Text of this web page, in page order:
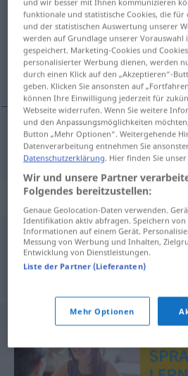
Übersicht aller
(Für mehr Details die Übersetzung
hræra í
hræraí umrühren
Synonyme für
rühren,aufwühlen
funktionale und statistische Cookies, die für
und der statistischen Auswertung unserer
werden auf Grundlage unserer
gespeichert. Marketing-Cookies und
personalisierter Werbung dienen, werden
durch einen Klick auf den „Akzeptieren“-
geben. Klicken Sie ansonsten auf
können Ihre Einwilligung jederzeit für
Webseite widerrufen. Wenn Sie weitere
und den Anpassungsmöglichkeiten
Button „Mehr Optionen“. Weitergehende
Datenverarbeitung entnehmen Sie
Datenschutzerklärung . Hier finden Sie
Wir und unsere Partner
Folgendes bereitzustellen:
Genaue Geolocation-Daten verwenden.
Identifikation aktiv abfragen. Speichern
Informationen auf einem Gerät.
Messung von Werbung und Inhalten,
Entwicklung von Dienstleistungen.
Liste der Partner (Lieferanten)
Mehr Optionen